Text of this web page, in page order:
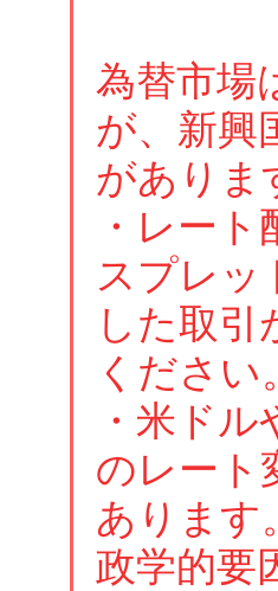
為替市場
が、新興
がありま
・レー
スプレッ
した取
ください。
・米ド
のレート
あります
政学的要